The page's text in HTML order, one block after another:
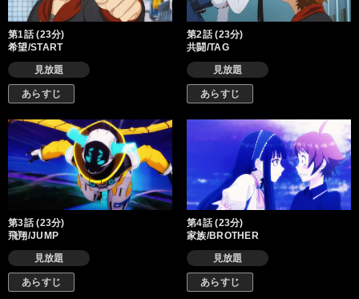
第1話 (23分)
希望/START
見放題
あらすじ
第2話 (23分)
共闘/TAG
見放題
あらすじ
第3話 (23分)
飛翔/JUMP
見放題
あらすじ
第4話 (23分)
家族/BROTHER
見放題
あらすじ